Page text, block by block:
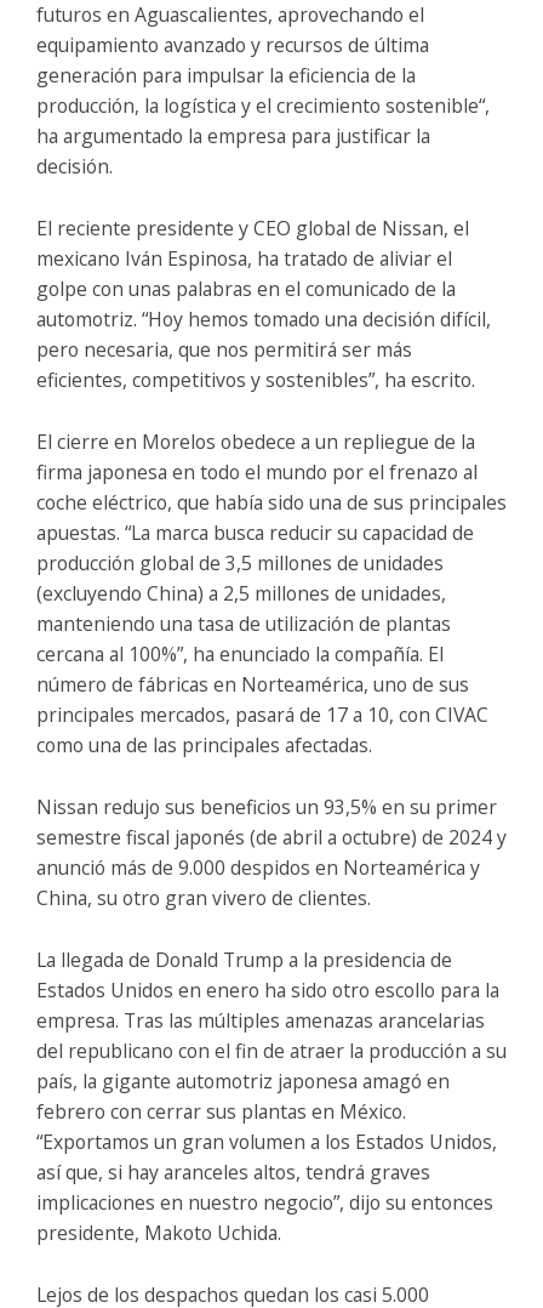
futuros en Aguascalientes, aprovechando el
equipamiento avanzado y recursos de última
generación para impulsar la eficiencia de la
producción, la logística y el crecimiento sostenible“,
ha argumentado la empresa para justificar la
decisión.
El reciente presidente y CEO global de Nissan, el
mexicano Iván Espinosa, ha tratado de aliviar el
golpe con unas palabras en el comunicado de la
automotriz. “Hoy hemos tomado una decisión difícil,
pero necesaria, que nos permitirá ser más
eficientes, competitivos y sostenibles”, ha escrito.
El cierre en Morelos obedece a un repliegue de la
firma japonesa en todo el mundo por el frenazo al
coche eléctrico, que había sido una de sus principales
apuestas. “La marca busca reducir su capacidad de
producción global de 3,5 millones de unidades
(excluyendo China) a 2,5 millones de unidades,
manteniendo una tasa de utilización de plantas
cercana al 100%”, ha enunciado la compañía. El
número de fábricas en Norteamérica, uno de sus
principales mercados, pasará de 17 a 10, con CIVAC
como una de las principales afectadas.
Nissan redujo sus beneficios un 93,5% en su primer
semestre fiscal japonés (de abril a octubre) de 2024 y
anunció más de 9.000 despidos en Norteamérica y
China, su otro gran vivero de clientes.
La llegada de Donald Trump a la presidencia de
Estados Unidos en enero ha sido otro escollo para la
empresa. Tras las múltiples amenazas arancelarias
del republicano con el fin de atraer la producción a su
país, la gigante automotriz japonesa amagó en
febrero con cerrar sus plantas en México.
“Exportamos un gran volumen a los Estados Unidos,
así que, si hay aranceles altos, tendrá graves
implicaciones en nuestro negocio”, dijo su entonces
presidente, Makoto Uchida.
Lejos de los despachos quedan los casi 5.000